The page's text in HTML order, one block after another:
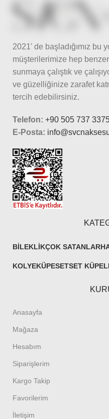
2021' de başladığımız bu
müşterilerimize hep
sunmaya çalıştık ve
ve güzelliğinize zarafet
tercih edebilirsiniz.
Telefon: +90 505 737
E-Posta:
BILEKLIKÇOK SATANLAR
KOLYEKÜPESETSET
Anasayfa
Mağaza
Hesabım
Siparişlerim
Kargo Takip
Favorilerim
İletişim